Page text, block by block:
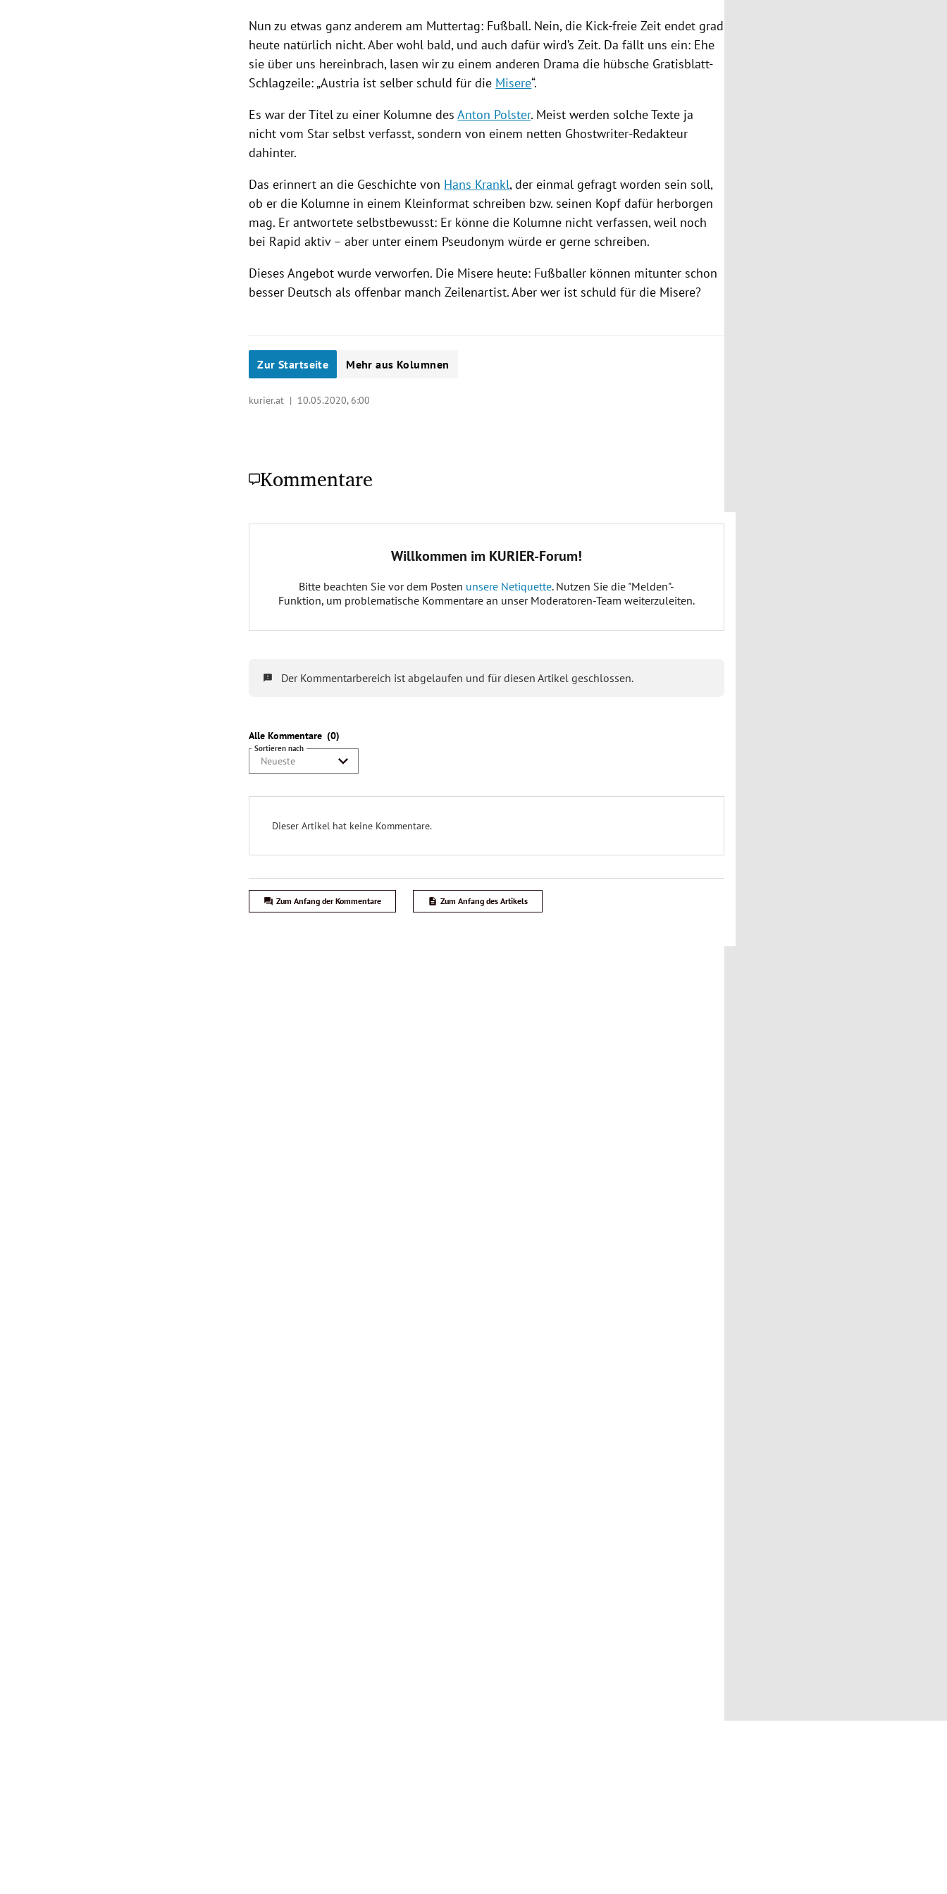
Nun zu etwas ganz anderem am Muttertag: Fußball. Nein, die Kick-freie Zeit endet grad
heute natürlich nicht. Aber wohl bald, und auch dafür wird’s Zeit. Da fällt uns ein: Ehe
sie über uns hereinbrach, lasen wir zu einem anderen Drama die hübsche Gratisblatt-
Schlagzeile: „Austria ist selber schuld für die Misere“.
Es war der Titel zu einer Kolumne desAnton Polster. Meist werden solche Texte ja
nicht vom Star selbst verfasst, sondern von einem netten Ghostwriter-Redakteur
dahinter.
Das erinnert an die Geschichte von Hans Krankl, der einmal gefragt worden sein soll,
ob er die Kolumne in einem Kleinformat schreiben bzw. seinen Kopf dafür herborgen
mag. Er antwortete selbstbewusst: Er könne die Kolumne nicht verfassen, weil noch
bei Rapid aktiv – aber unter einem Pseudonym würde er gerne schreiben.
Dieses Angebot wurde verworfen. Die Misere heute: Fußballer können mitunter schon
besser Deutsch als offenbar manch Zeilenartist. Aber wer ist schuld für die Misere?
Zur Startseite Mehr aus Kolumnen
kurier.at | 10.05.2020, 6:00
Kommentare